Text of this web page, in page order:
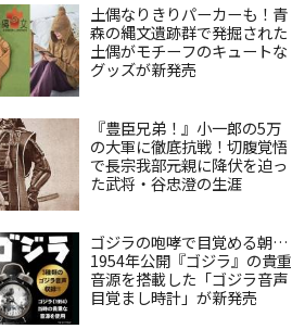
土偶なりきりパーカーも！青
森の縄文遺跡群で発掘された
土偶がモチーフのキュートな
グッズが新発売
『豊臣兄弟！』小一郎の5万
の大軍に徹底抗戦！切腹覚悟
で長宗我部元親に降伏を迫っ
た武将・谷忠澄の生涯
ゴジラの咆哮で目覚める朝…
1954年公開『ゴジラ』の貴重
音源を搭載した「ゴジラ音声
目覚まし時計」が新発売